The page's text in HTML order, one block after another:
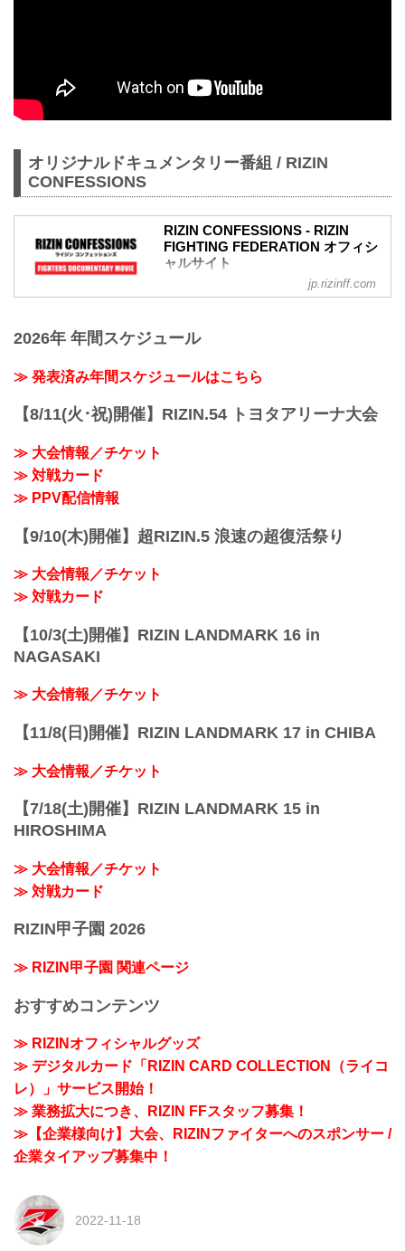
オリジナルドキュメンタリー番組 / RIZIN
CONFESSIONS
RIZIN CONFESSIONS - RIZIN
FIGHTING FEDERATION オフィシ
ャルサイト
RIZIN CONFESSIONS の記事一覧 - 格闘
イジン ファイティング フェデレーショ
いきます。
jp.rizinff.com
2026年 年間スケジュール
≫ 発表済み年間スケジュールはこちら
【8/11(火･祝)開催】RIZIN.54 トヨタアリーナ大会
≫ 大会情報／チケット
≫ 対戦カード
≫ PPV配信情報
【9/10(木)開催】超RIZIN.5 浪速の超復活祭り
≫ 大会情報／チケット
≫ 対戦カード
【10/3(土)開催】RIZIN LANDMARK 16 in
NAGASAKI
≫ 大会情報／チケット
【11/8(日)開催】RIZIN LANDMARK 17 in CHIBA
≫ 大会情報／チケット
【7/18(土)開催】RIZIN LANDMARK 15 in
HIROSHIMA
≫ 大会情報／チケット
≫ 対戦カード
RIZIN甲子園 2026
≫ RIZIN甲子園 関連ページ
おすすめコンテンツ
≫ RIZINオフィシャルグッズ
≫ デジタルカード「RIZIN CARD COLLECTION（ライコ
レ）」サービス開始！
≫ 業務拡大につき、RIZIN FFスタッフ募集！
≫【企業様向け】大会、RIZINファイターへのスポンサー /
企業タイアップ募集中！
2022-11-18